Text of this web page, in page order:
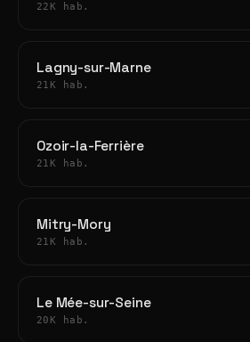
22K hab.
Lagny-sur-Marne
21K hab.
Ozoir-la-Ferrière
21K hab.
Mitry-Mory
21K hab.
Le Mée-sur-Seine
20K hab.